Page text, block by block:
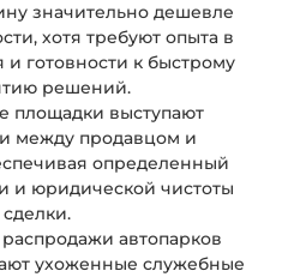
значительно дешевле
хотя требуют опыта в
и готовности к быстрому
решений.
площадки выступают
между продавцом и
определенный
и юридической чистоты
сделки.
автопарков
ухоженные служебные